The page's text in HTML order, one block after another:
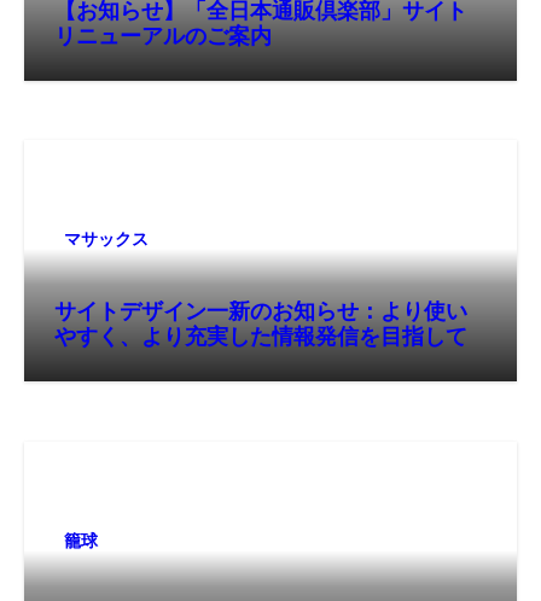
【お知らせ】「全日本通販倶楽部」サイト
リニューアルのご案内
マサックス
サイトデザイン一新のお知らせ：より使い
やすく、より充実した情報発信を目指して
籠球